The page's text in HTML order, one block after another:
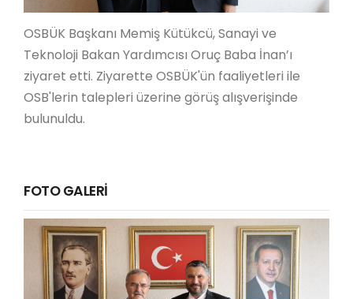
OSBÜK Başkanı Memiş Kütükcü, Sanayi ve
Teknoloji Bakan Yardımcısı Oruç Baba İnan’ı
ziyaret etti. Ziyarette OSBÜK'ün faaliyetleri ile
OSB'lerin talepleri üzerine görüş alışverişinde
bulunuldu.
FOTO GALERİ